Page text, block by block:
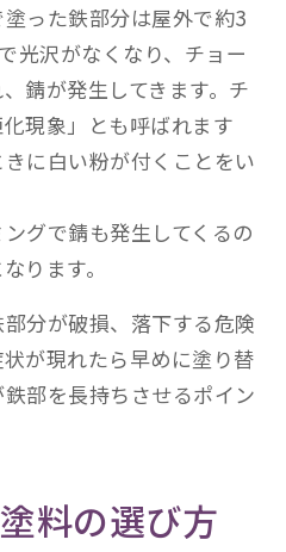
った鉄部分は屋外で約3
光沢がなくなり、チョー
錆が発生してきます。チ
現象」とも呼ばれます
に白い粉が付くことをい
グで錆も発生してくるの
ります。
分が破損、落下する危険
が現れたら早めに塗り替
部を長持ちさせるポイン
料の選び方